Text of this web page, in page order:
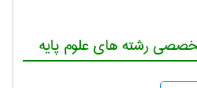
رشته های علوم پایه